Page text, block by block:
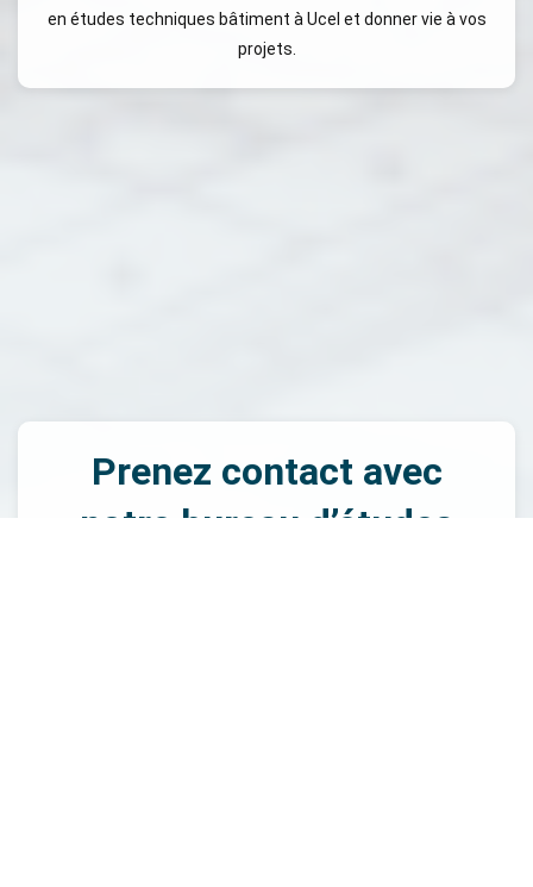
en études techniques bâtiment à Ucel et donner vie à vos
projets.
Prenez contact avec
notre bureau d’études